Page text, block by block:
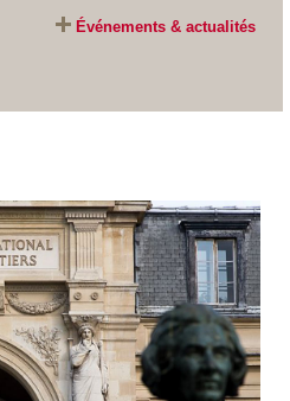
Événements & actualités